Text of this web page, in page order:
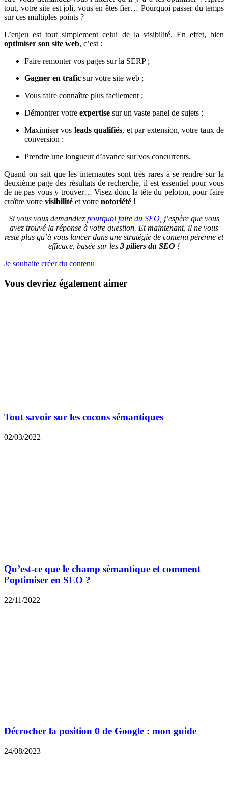
tout, votre site est joli, vous en êtes fier… Pourquoi passer du temps
sur ces multiples points ?
L’enjeu est tout simplement celui de la visibilité. En effet, bien
optimiser son site web, c’est :
Faire remonter vos pages sur la SERP ;
Gagner en trafic sur votre site web ;
Vous faire connaître plus facilement ;
Démontrer votre expertise sur un vaste panel de sujets ;
Maximiser vos leads qualifiés, et par extension, votre taux de
conversion ;
Prendre une longueur d’avance sur vos concurrents.
Quand on sait que les internautes sont très rares à se rendre sur la
deuxième page des résultats de recherche, il est essentiel pour vous
de ne pas vous y trouver… Visez donc la tête du peloton, pour faire
croître votre visibilité et votre notoriété !
Si vous vous demandiez pourquoi faire du SEO , j’espère que vous
avez trouvé la réponse à votre question. Et maintenant, il ne vous
reste plus qu’à vous lancer dans une stratégie de contenu pérenne et
efficace, basée sur les 3 piliers du SEO !
Je souhaite créer du contenu
Vous devriez également aimer
Tout savoir sur les cocons sémantiques
02/03/2022
Qu’est-ce que le champ sémantique et comment
l’optimiser en SEO ?
22/11/2022
Décrocher la position 0 de Google : mon guide
24/08/2023